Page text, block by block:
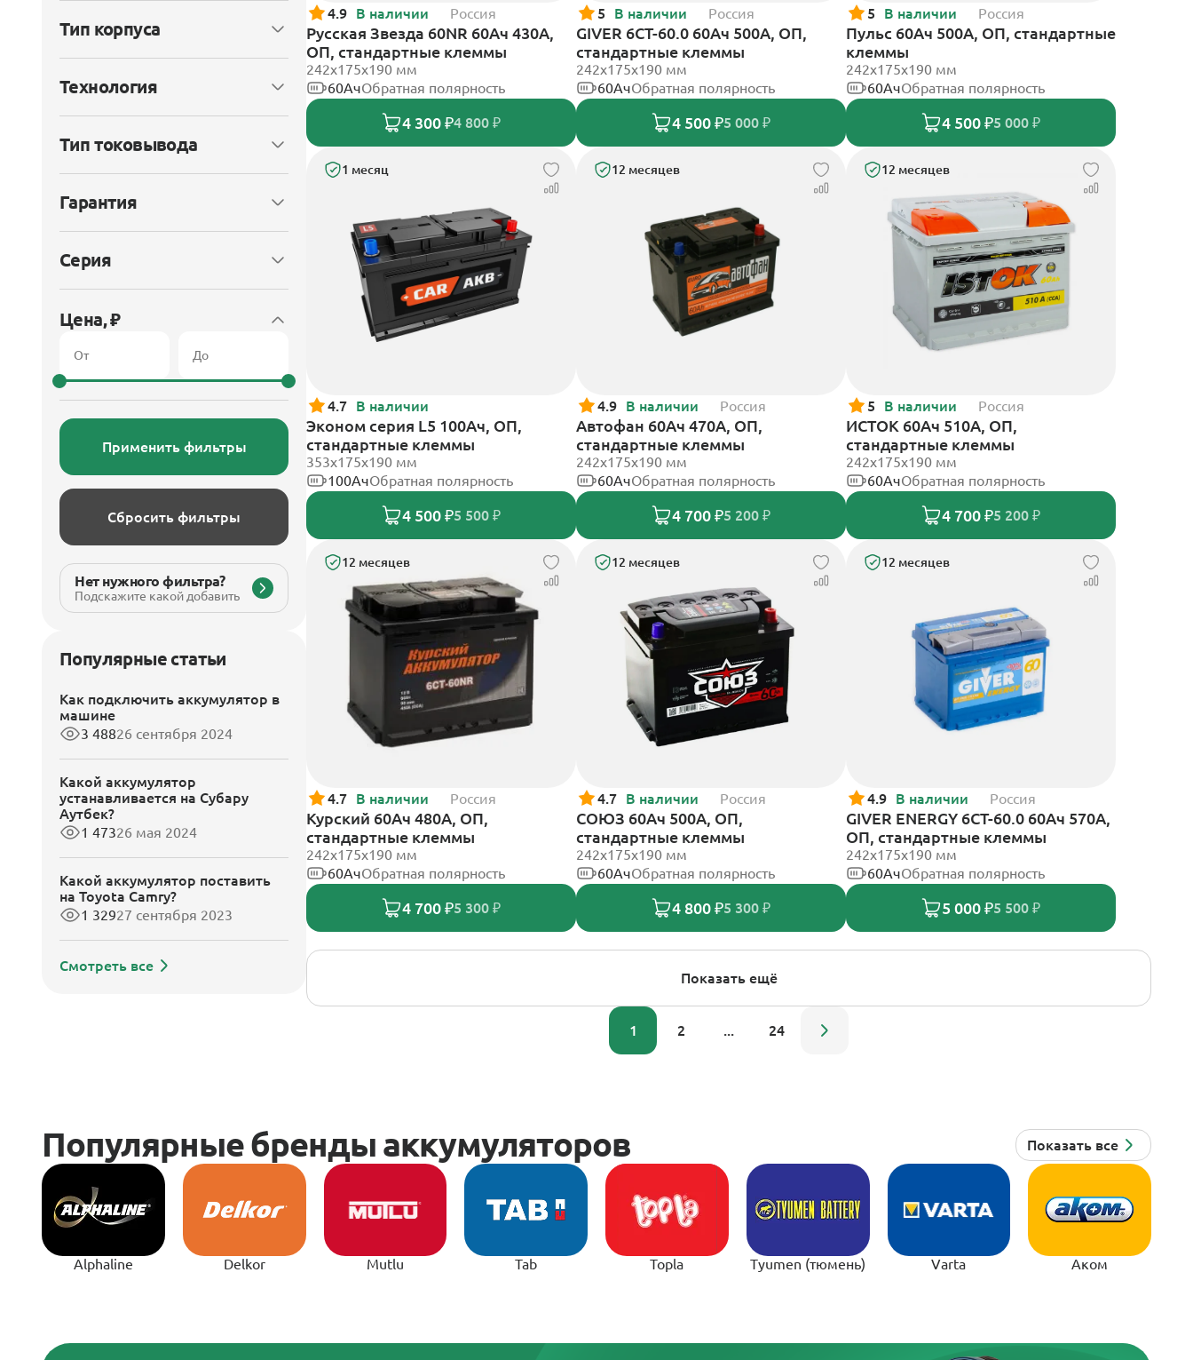
Тип корпуса
Технология
Тип токовывода
Гарантия
Серия
Цена, ₽
Применить фильтры
Сбросить фильтры
Нет нужного фильтра?
Подскажите какой добавить
Популярные статьи
Как подключить аккумулятор в
машине
3 48826 сентября 2024
Какой аккумулятор
устанавливается на Субару
Аутбек?
1 47326 мая 2024
Какой аккумулятор поставить
на Toyota Camry?
1 32927 сентября 2023
Смотреть все
4.9 В наличии Россия
Русская Звезда 60NR 60Ач 430А,
ОП, стандартные клеммы
242x175x190 мм
60АчОбратная полярность
4 300 ₽4 800 ₽
5 В наличии Россия
GIVER 6СТ-60.0 60Ач 500А, ОП,
стандартные клеммы
242х175х190 мм
60АчОбратная полярность
4 500 ₽5 000 ₽
5 В наличии Россия
Пульс 60Ач 500А, ОП, стандартные
клеммы
242x175x190 мм
60АчОбратная полярность
4 500 ₽5 000 ₽
1 месяц
4.7 В наличии
Эконом серия L5 100Ач, ОП,
стандартные клеммы
353х175х190 мм
100АчОбратная полярность
4 500 ₽5 500 ₽
12 месяцев
4.9 В наличии Россия
Автофан 60Ач 470А, ОП,
стандартные клеммы
242х175х190 мм
60АчОбратная полярность
4 700 ₽5 200 ₽
12 месяцев
5 В наличии Россия
ИСТОК 60Ач 510А, ОП,
стандартные клеммы
242x175x190 мм
60АчОбратная полярность
4 700 ₽5 200 ₽
12 месяцев
4.7 В наличии Россия
Курский 60Ач 480А, ОП,
стандартные клеммы
242x175x190 мм
60АчОбратная полярность
4 700 ₽5 300 ₽
12 месяцев
4.7 В наличии Россия
СОЮЗ 60Ач 500А, ОП,
стандартные клеммы
242x175x190 мм
60АчОбратная полярность
4 800 ₽5 300 ₽
12 месяцев
4.9 В наличии Россия
GIVER ENERGY 6СТ-60.0 60Ач 570А,
ОП, стандартные клеммы
242х175х190 мм
60АчОбратная полярность
5 000 ₽5 500 ₽
Показать ещё
1 2 ... 24
Alphaline Delkor Mutlu Tab Topla Tyumen (тюмень) Varta Аком